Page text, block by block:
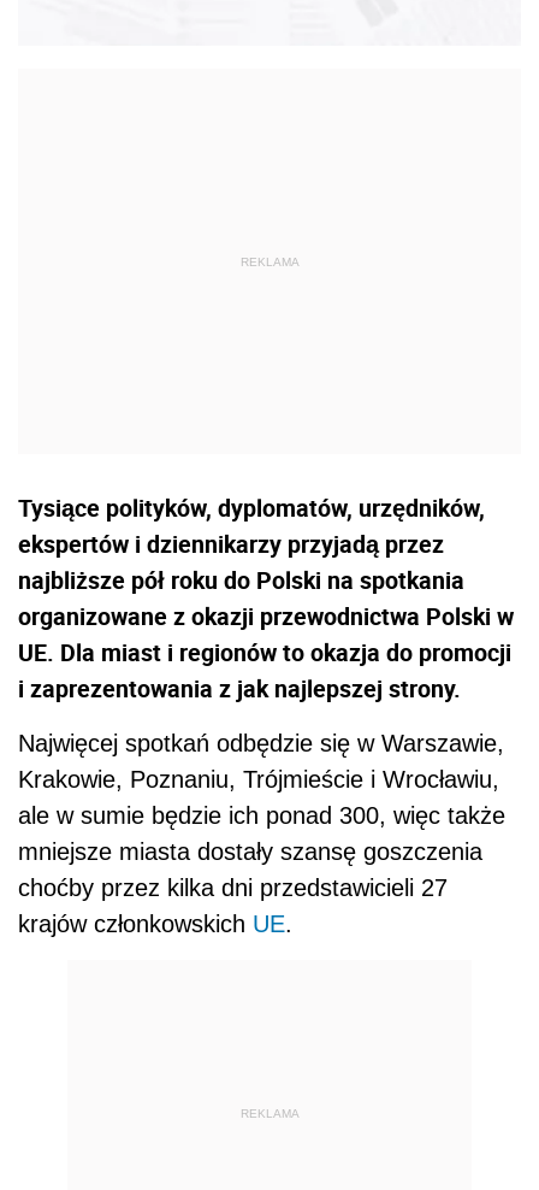
Tysiące polityków, dyplomatów, urzędników,
ekspertów i dziennikarzy przyjadą przez
najbliższe pół roku do Polski na spotkania
organizowane z okazji przewodnictwa Polski w
UE. Dla miast i regionów to okazja do promocji
i zaprezentowania z jak najlepszej strony.
Najwięcej spotkań odbędzie się w Warszawie,
Krakowie, Poznaniu, Trójmieście i Wrocławiu,
ale w sumie będzie ich ponad 300, więc także
mniejsze miasta dostały szansę goszczenia
choćby przez kilka dni przedstawicieli 27
krajów członkowskich UE.
REKLAMA